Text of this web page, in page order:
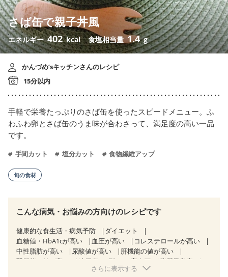
さば缶で親子丼風
エネルギー402 kcal 食塩相当量 1.4 g
かんづめ’sキッチンさんのレシピ
15分以内
手軽で栄養たっぷりのさば缶を使ったスピードメニュー。ふ
わふわ卵とさば缶のうま味が合わさって、満足度の高い一品
です。
手間カット 塩分カット 食物繊維アップ
旬の食材
こんな病気・お悩みの方向けのレシピです
健康的な食生活・病気予防
ダイエット
血糖値・HbA1cが高い
血圧が高い
コレステロールが高い
中性脂肪が高い
尿酸値が高い
肝機能の値が高い
腎機能の値が高い
糖尿病（2型） 高血圧
脂質異常症
胆石症
慢性膵炎（移行期・寛解期）
さらに表示する